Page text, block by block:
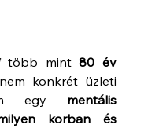
több mint 80 év
konkrét üzleti
egy mentális
korban és